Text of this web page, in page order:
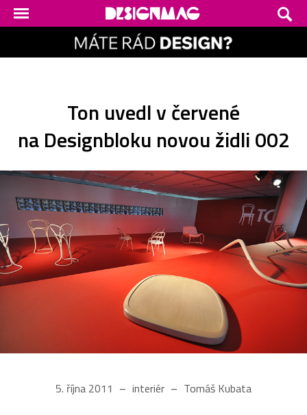
Ton uvedl v červené
na Designbloku novou židli 002
5. října 2011 interiér Tomáš Kubata